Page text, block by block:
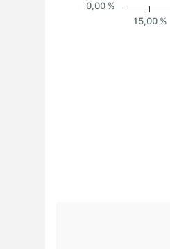
15,00 %
0,00 %